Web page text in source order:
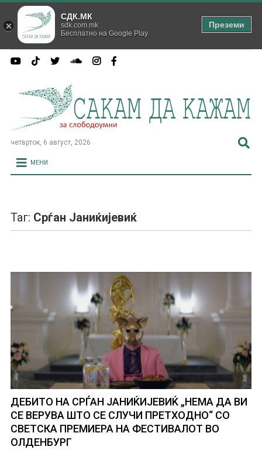
четврток, 6 август, 2026
МЕНИ
Таг: Срѓан Јаниќијевиќ
ДЕБИTO НА СРЃАН ЈАНИЌИЈЕВИЌ „НЕМА ДА ВИ
СЕ ВЕРУВА ШТО СЕ СЛУЧИ ПРЕТХОДНО“ СО
СВЕТСКА ПРЕМИЕРА НА ФЕСТИВАЛОТ ВО
ОЛДЕНБУРГ
СДК.МК
sdk.com.mk
Бесплатно на Google Play
Преземи